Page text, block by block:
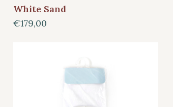
White Sand
€179,00